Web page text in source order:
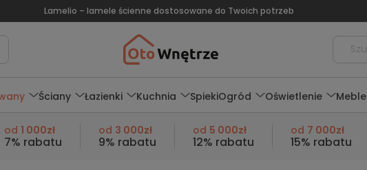
Lamelio – lamele ścienne dostosowane do Twoich potrzeb
Ściany Łazienki Kuchnia SpiekiOgród Oświetlenie Meble
od 1 000zł
7% rabatu
od 3 000zł
9% rabatu
od 5 000zł
12% rabatu
od 7 000zł
15% rabatu